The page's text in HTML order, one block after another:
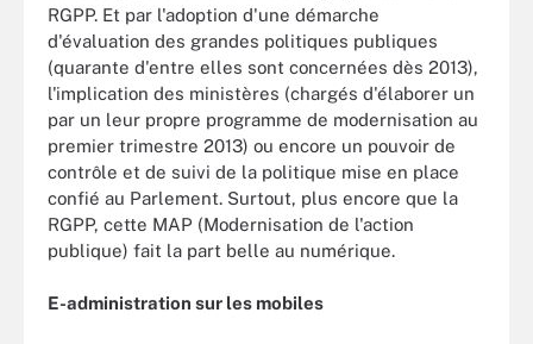
RGPP. Et par l'adoption d'une démarche
d'évaluation des grandes politiques publiques
(quarante d'entre elles sont concernées dès 2013),
l'implication des ministères (chargés d'élaborer un
par un leur propre programme de modernisation au
premier trimestre 2013) ou encore un pouvoir de
contrôle et de suivi de la politique mise en place
confié au Parlement. Surtout, plus encore que la
RGPP, cette MAP (Modernisation de l'action
publique) fait la part belle au numérique.
E-administration sur les mobiles